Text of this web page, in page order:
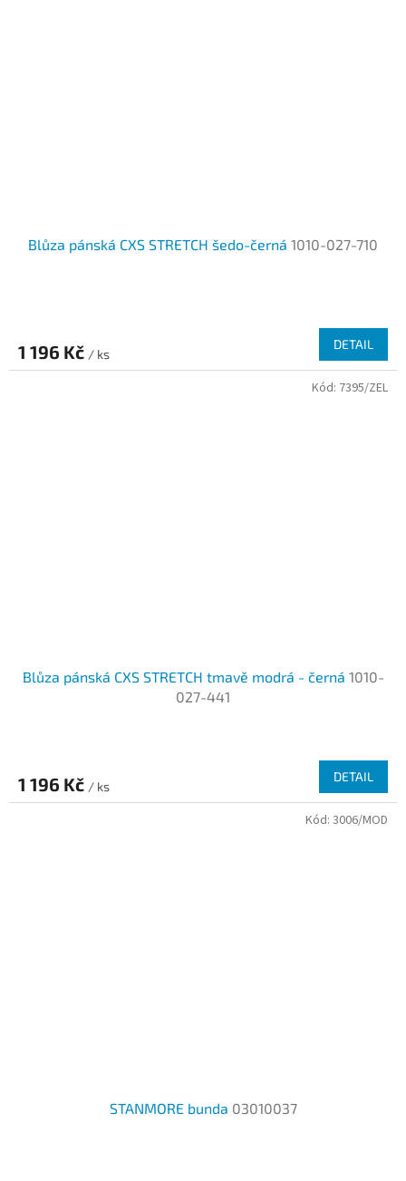
Blůza pánská CXS STRETCH šedo-černá 1010-027-710
1 196 Kč / ks
DETAIL
Blůza pánská CXS STRETCH tmavě modrá - černá 1010-
027-441
1 196 Kč / ks
DETAIL
Kód: 7395/ZEL
STANMORE bunda 03010037
Kód: 3006/MOD